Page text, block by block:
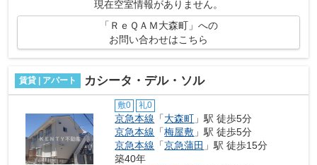
現在空室情報がありません。
「ＲｅＱＡＭ大森町」への
お問い合わせはこちら
賃貸 | アパート カシータ・デル・ソル
敷0 礼0
京急本線 「大森町 」駅 徒歩5分
京急本線 「梅屋敷 」駅 徒歩5分
京急本線 「京急蒲田 」駅 徒歩15分
築40年